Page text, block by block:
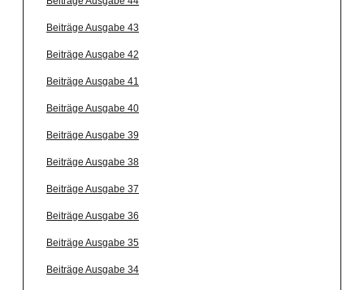
Beiträge Ausgabe 43
Beiträge Ausgabe 42
Beiträge Ausgabe 41
Beiträge Ausgabe 40
Beiträge Ausgabe 39
Beiträge Ausgabe 38
Beiträge Ausgabe 37
Beiträge Ausgabe 36
Beiträge Ausgabe 35
Beiträge Ausgabe 34